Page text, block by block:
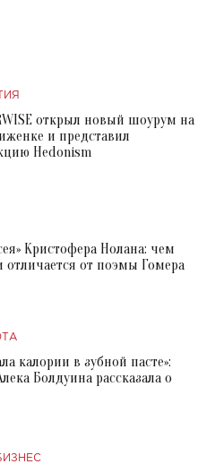
открыл новый шоурум на
и представил
Hedonism
Кристофера Нолана: чем
от поэмы Гомера
калории в зубной пасте»:
Болдуина рассказала о